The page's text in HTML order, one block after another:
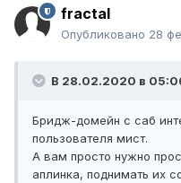
fractal
Опубликовано 28
В 28.02.2020 в
Бридж-домейн с саб
пользователя мист.
А вам просто нужно
аплинка, поднимать их